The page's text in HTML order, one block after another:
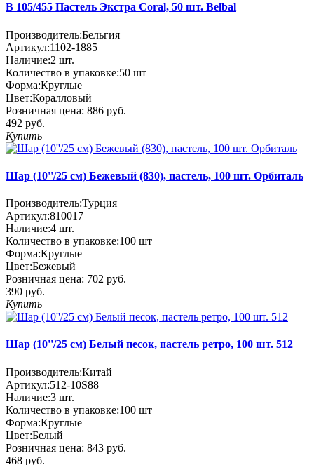
В 105/455 Пастель Экстра Coral, 50 шт. Belbal
Производитель:Бельгия
Артикул:1102-1885
Наличие:2 шт.
Количество в упаковке:50 шт
Форма:Круглые
Цвет:Коралловый
Розничная цена: 886 руб.
492 руб.
Купить
Шар (10''/25 см) Бежевый (830), пастель, 100 шт. Орбиталь
Производитель:Турция
Артикул:810017
Наличие:4 шт.
Количество в упаковке:100 шт
Форма:Круглые
Цвет:Бежевый
Розничная цена: 702 руб.
390 руб.
Купить
Шар (10''/25 см) Белый песок, пастель ретро, 100 шт. 512
Производитель:Китай
Артикул:512-10S88
Наличие:3 шт.
Количество в упаковке:100 шт
Форма:Круглые
Цвет:Белый
Розничная цена: 843 руб.
468 руб.